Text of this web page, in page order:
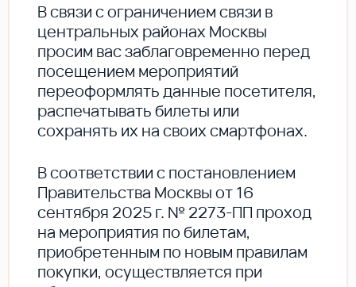
В cвязи с ограничением связи в
центральных районах Москвы
просим вас заблаговременно перед
посещением мероприятий
переоформлять данные посетителя,
распечатывать билеты или
сохранять их на своих смартфонах.
В соответствии с постановлением
Правительства Москвы от 16
сентября 2025 г. № 2273-ПП проход
на мероприятия по билетам,
приобретенным по новым правилам
покупки, осуществляется при